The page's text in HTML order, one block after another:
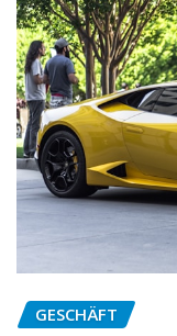
GESCHÄFT